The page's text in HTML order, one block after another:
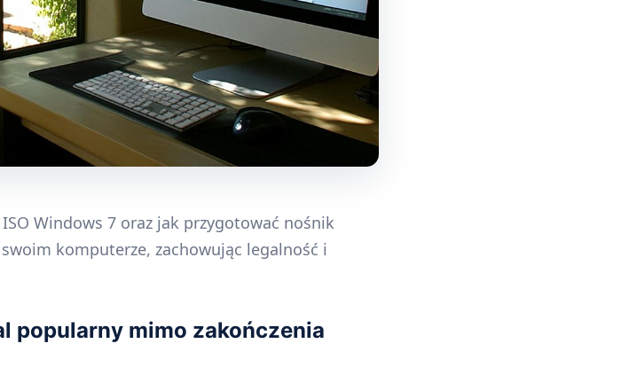
Windows 7 oraz jak przygotować nośnik
komputerze, zachowując legalność i
popularny mimo zakończenia